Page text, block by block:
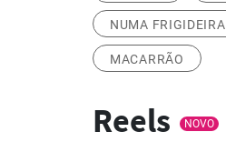
NUMA FRIGIDEIRA
MACARRÃO
Reels NOVO